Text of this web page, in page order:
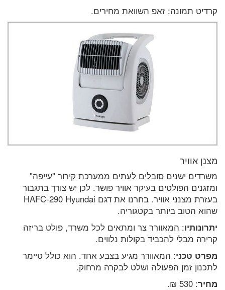
קרדיט תמונה: זאפ השוואת מחירים.
מצנן אוויר
משרדים ישנים סובלים לעתים ממערכת קירור "עייפה"
ומזגנים הפולטים בעיקר אוויר פושר. לכן יש צורך בתגבור
בעזרת מצנני אוויר. בחרנו את דגם HAFC-290 Hyundai
שהוא הטוב ביותר בקטגוריה.
יתרונותיו: המאוורר צר ומתאים לכל משרד, פולט בריזה
קרירה מבלי להכביד בקולות נלווים.
מפרט טכני: המאוורר מגיע בצבע אחד. הוא כולל טיימר
לתכנון זמן הפעולה ושלט לבקרה מרחוק.
מחיר: 530 ₪.